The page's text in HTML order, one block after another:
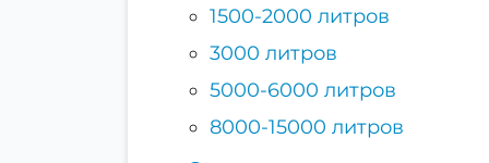
1500-2000 литров
3000 литров
5000-6000 литров
8000-15000 литров